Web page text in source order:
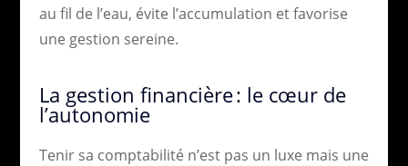
au fil de l’eau, évite l’accumulation et favorise
une gestion sereine.
La gestion financière : le cœur de
l’autonomie
Tenir sa comptabilité n’est pas un luxe mais une